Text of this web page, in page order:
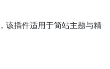
该插件适用于简站主题与精